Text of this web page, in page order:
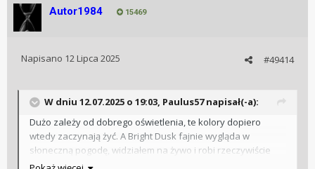
Autor1984 15469
#49414
Napisano 12 Lipca 2025
W dniu 12.07.2025 o 19:03, Paulus57napisał(-a):
Dużo zależy od dobrego oświetlenia, te kolory dopiero
wtedy zaczynają żyć. A Bright Dusk fajnie wygląda w
słoneczną pogodę, widziałem na żywo i robi rzeczywiście
bardzo dobre wrażenie.